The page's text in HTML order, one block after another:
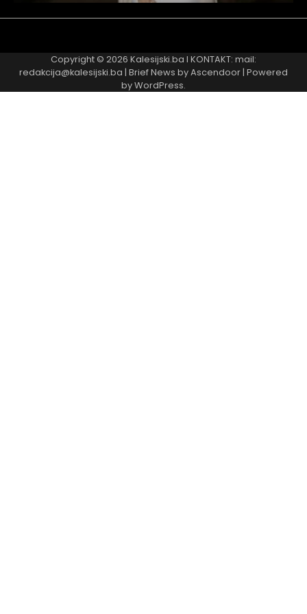
redakcija@kalesijski.ba | Brief News byAscendoor
byWordPress.